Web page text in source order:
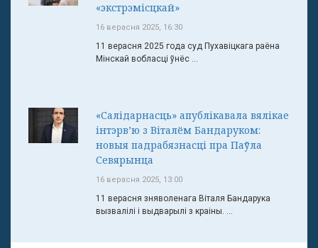
«экстрэмісцкай»
16 верасня 2025, 16:30
11 верасня 2025 года суд Пухавіцкага раёна
Мінскай вобласці ўнёс ...
«Салідарнасць» апублікавала вялікае
інтэрв’ю з Віталём Бандаруком:
новыя падрабязнасці пра Паўла
Севярынца
16 верасня 2025, 13:00
11 верасня зняволенага Віталя Бандарука
вызвалілі і выдварылі з краіны. ...